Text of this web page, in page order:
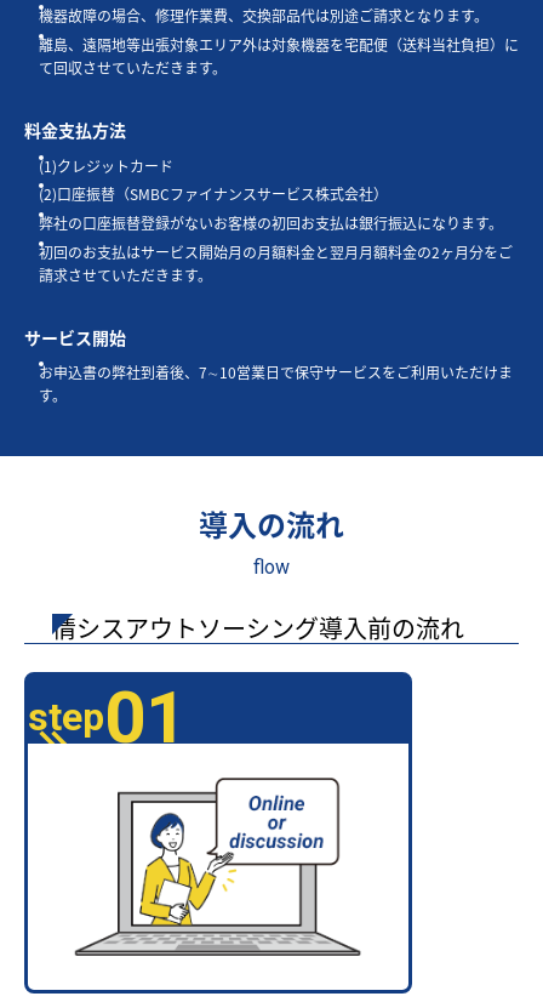
機器故障の場合、修理作業費、交換部品代は別途ご請求となります。
離島、遠隔地等出張対象エリア外は対象機器を宅配便（送料当社負担）に
て回収させていただきます。
料金支払方法
(1)クレジットカード
(2)口座振替（SMBCファイナンスサービス株式会社）
弊社の口座振替登録がないお客様の初回お支払は銀行振込になります。
初回のお支払はサービス開始月の月額料金と翌月月額料金の2ヶ月分をご
請求させていただきます。
サービス開始
お申込書の弊社到着後、7∼10営業日で保守サービスをご利用いただけま
す。
導入の流れ
flow
情シスアウトソーシング導入前の流れ
step01